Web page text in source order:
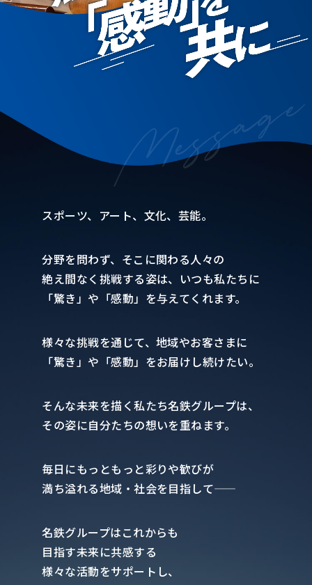
スポーツ、アート、文化、芸能。
分野を問わず、そこに関わる人々の
絶え間なく挑戦する姿は、いつも私たちに
「驚き」や「感動」を与えてくれます。
様々な挑戦を通じて、地域やお客さまに
「驚き」や「感動」をお届けし続けたい。
そんな未来を描く私たち名鉄グループは、
その姿に自分たちの想いを重ねます。
毎日にもっともっと彩りや歓びが
満ち溢れる地域・社会を目指して――
名鉄グループはこれからも
目指す未来に共感する
様々な活動をサポートし、